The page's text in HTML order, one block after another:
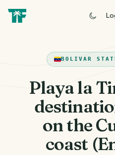
BOLIVAR
Playa la
on the
coast